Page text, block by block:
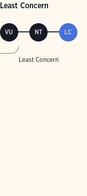
Concern
VU NT LC
Least Concern